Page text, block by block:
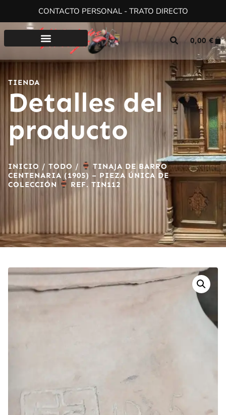
CONTACTO PERSONAL - TRATO DIRECTO
0,00€
TIENDA
Detalles del
producto
INICIO / TODO /
TINAJA DE BARRO
CENTENARIA (1905) – PIEZA ÚNICA DE
COLECCIÓN
REF. TIN112